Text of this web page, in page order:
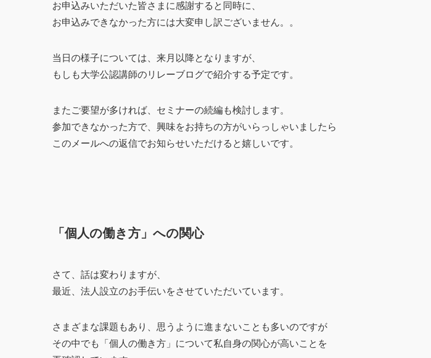
お申込みいただいた皆さまに感謝すると同時に、
お申込みできなかった方には大変申し訳ございません。。
当日の様子については、来月以降となりますが、
もしも大学公認講師のリレーブログで紹介する予定です。
またご要望が多ければ、セミナーの続編も検討します。
参加できなかった方で、興味をお持ちの方がいらっしゃいましたら
このメールへの返信でお知らせいただけると嬉しいです。
「個人の働き方」への関心
さて、話は変わりますが、
最近、法人設立のお手伝いをさせていただいています。
さまざまな課題もあり、思うように進まないことも多いのですが
その中でも「個人の働き方」について私自身の関心が高いことを